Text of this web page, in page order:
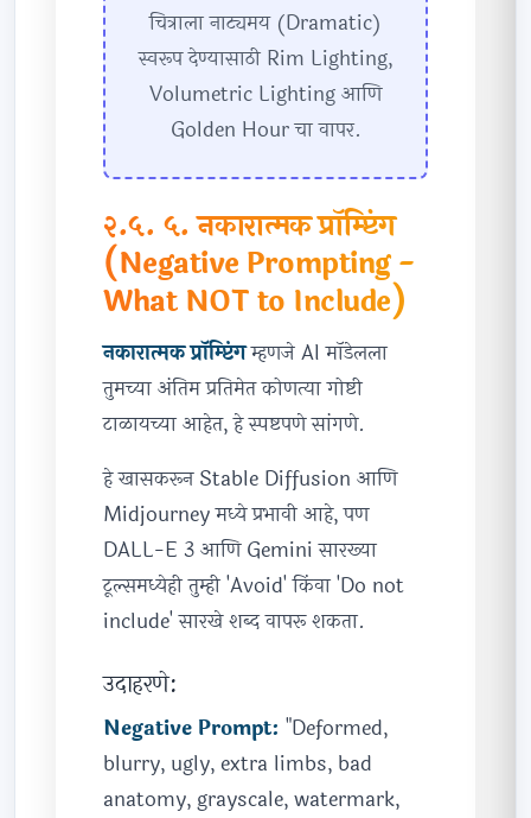
चित्राला नाट्यमय (Dramatic)
स्वरूप देण्यासाठी Rim Lighting,
Volumetric Lighting आणि
Golden Hour चा वापर.
२.५. ५. नकारात्मक प्रॉम्प्टिंग
(Negative Prompting -
What NOT to Include)
नकारात्मक प्रॉम्प्टिंगम्हणजे AI मॉडेलला
तुमच्या अंतिम प्रतिमेत कोणत्या गोष्टी
टाळायच्या आहेत, हे स्पष्टपणे सांगणे.
हे खासकरून Stable Diffusion आणि
Midjourney मध्ये प्रभावी आहे, पण
DALL-E 3 आणि Gemini सारख्या
टूल्समध्येही तुम्ही 'Avoid' किंवा 'Do not
include' सारखे शब्द वापरू शकता.
उदाहरणे:
Negative Prompt: "Deformed,
blurry, ugly, extra limbs, bad
anatomy, grayscale, watermark,